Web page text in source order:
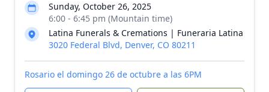
Sunday, October 26, 2025
6:00 - 6:45 pm (Mountain time)
Latina Funerals & Cremations | Funeraria Latina
3020 Federal Blvd, Denver, CO 80211
Rosario el domingo 26 de octubre a las 6PM